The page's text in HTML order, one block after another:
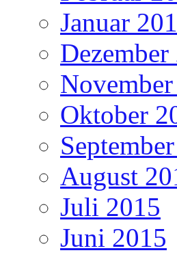
Januar
Dezember
Oktober
August
Juli 2015
Juni 2015